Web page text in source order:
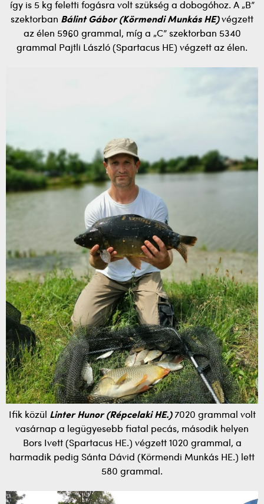
így is 5 kg feletti fogásra volt szükség a dobogóhoz. A „B”
szektorban Bálint Gábor (Körmendi Munkás HE)végzett
az élen 5960 grammal, míg a „C” szektorban 5340
grammal Pajtli László (Spartacus HE) végzett az élen.
Ifik közül Linter Hunor (Répcelaki HE.) 7020 grammal volt
vasárnap a legügyesebb fiatal pecás, második helyen
Bors Ivett (Spartacus HE.) végzett 1020 grammal, a
harmadik pedig Sánta Dávid (Körmendi Munkás HE.) lett
580 grammal.